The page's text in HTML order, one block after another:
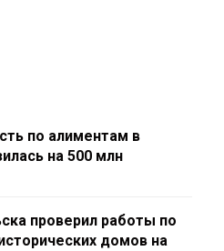
по алиментам в
на 500 млн
проверил работы по
домов на